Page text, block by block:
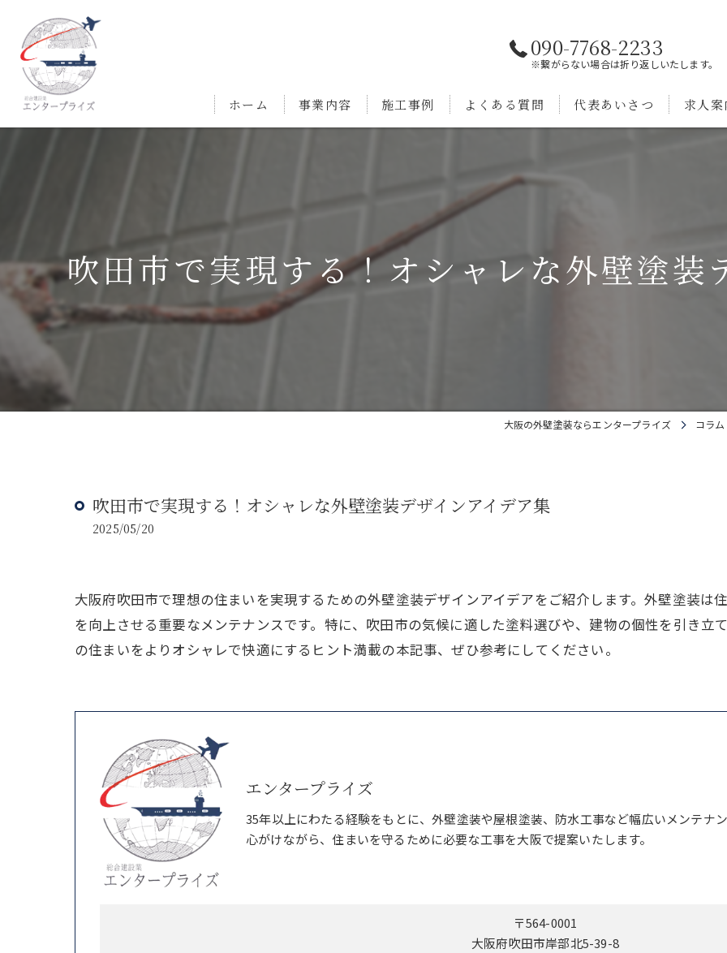
090-7768-2233
※繋がらない場合は折り返しいたします。
ホーム 事業内容 施工事例 よくある質問 代表あいさつ 求人案
吹田市で実現する！オシャレな外壁塗装
大阪の外壁塗装ならエンタープライズ コラム
吹田市で実現する！オシャレな外壁塗装デザインアイデア集
2025/05/20
大阪府吹田市で理想の住まいを実現するための外壁塗装デザインアイデアをご紹介します。外壁塗装は
を向上させる重要なメンテナンスです。特に、吹田市の気候に適した塗料選びや、建物の個性を引き立
の住まいをよりオシャレで快適にするヒント満載の本記事、ぜひ参考にしてください。
エンタープライズ
35年以上にわたる経験をもとに、外壁塗装や屋根塗装、防水工事など幅広いメンテナ
心がけながら、住まいを守るために必要な工事を大阪で提案いたします。
〒564-0001
大阪府吹田市岸部北5-39-8